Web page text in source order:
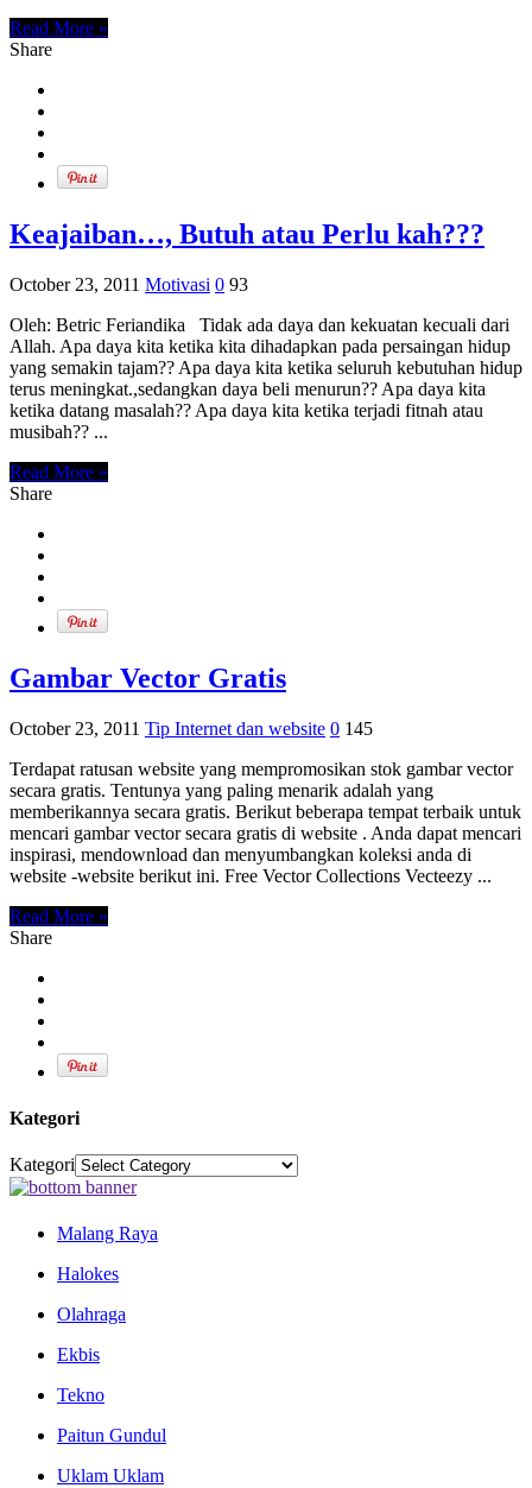
Read More »
Share
Keajaiban…, Butuh atau Perlu kah???
October 23, 2011 Motivasi 0 93
Oleh: Betric Feriandika Tidak ada daya dan kekuatan kecuali dari
Allah. Apa daya kita ketika kita dihadapkan pada persaingan hidup
yang semakin tajam?? Apa daya kita ketika seluruh kebutuhan hidup
terus meningkat.,sedangkan daya beli menurun?? Apa daya kita
ketika datang masalah?? Apa daya kita ketika terjadi fitnah atau
musibah?? ...
Read More »
Share
Gambar Vector Gratis
October 23, 2011 Tip Internet dan website 0 145
Terdapat ratusan website yang mempromosikan stok gambar vector
secara gratis. Tentunya yang paling menarik adalah yang
memberikannya secara gratis. Berikut beberapa tempat terbaik untuk
mencari gambar vector secara gratis di website . Anda dapat mencari
inspirasi, mendownload dan menyumbangkan koleksi anda di
website -website berikut ini. Free Vector Collections Vecteezy ...
Read More »
Share
Kategori
Kategori
Malang Raya
Halokes
Olahraga
Ekbis
Tekno
Paitun Gundul
Uklam Uklam